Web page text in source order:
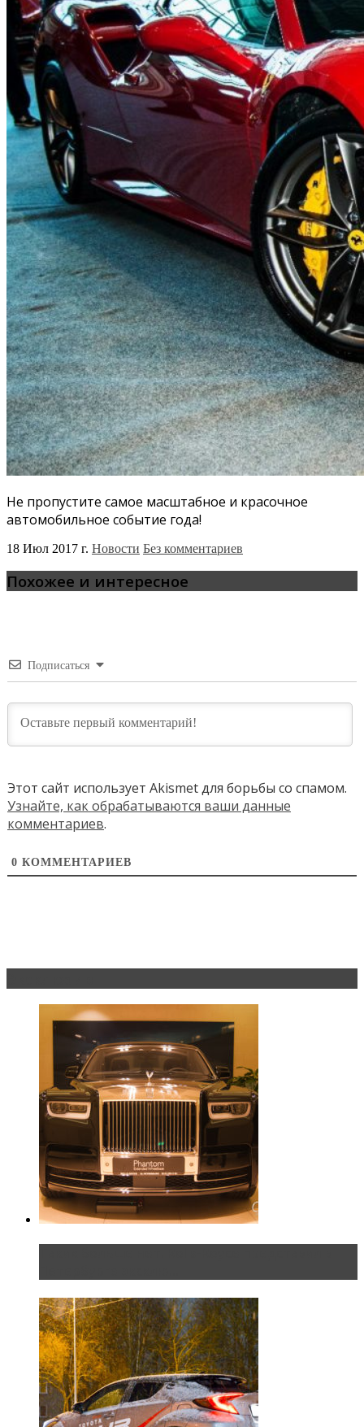
Не пропустите самое масштабное и красочное
автомобильное событие года!
18 Июл 2017 г. Новости Без комментариев
Похожее и интересное
Подписаться
Этот сайт использует Akismet для борьбы со спамом.
Узнайте, как обрабатываются ваши данные
комментариев.
0 КОММЕНТАРИЕВ